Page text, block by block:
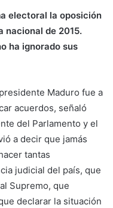
electoral la oposición
nacional de 2015.
ha ignorado sus
Maduro fue a
acuerdos, señaló
del Parlamento y el
a decir que jamás
tantas
judicial del país, que
Supremo, que
declarar la situación